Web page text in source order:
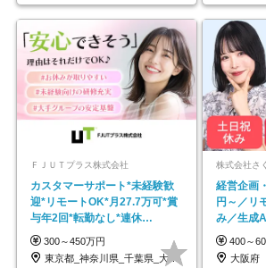
ＦＪＵＴプラス株式会社
カスタマーサポート*未経験歓
迎*リモートOK*月27.7万可*賞
与年2回*転勤なし*連休
OK/ZE010232
300～450万円
東京都_神奈川県_千葉県_大阪府_愛知県…
株式会社さ
経営企画
円～／リ
み／生成
400～
大阪府